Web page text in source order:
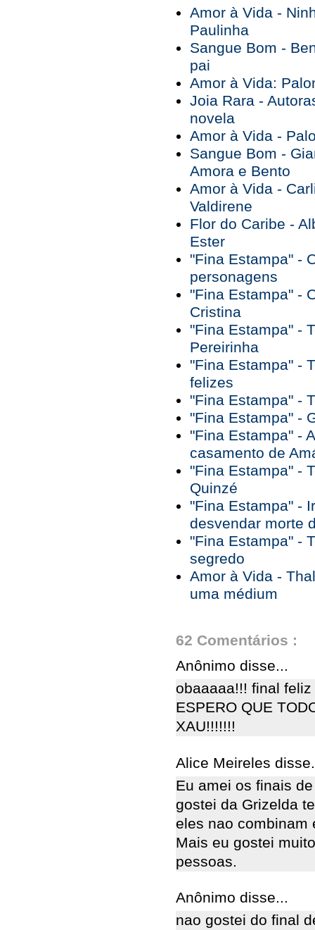
Amor à Vida -
Paulinha
Sangue Bom -
pai
Amor à Vida:
Joia Rara -
novela
Amor à Vida -
Sangue Bom -
Amora e Bento
Amor à Vida -
Valdirene
Flor do Caribe -
Ester
"Fina Estampa" -
personagens
"Fina Estampa" -
Cristina
"Fina Estampa" -
Pereirinha
"Fina Estampa" -
felizes
"Fina Estampa" -
"Fina Estampa" -
"Fina Estampa" -
casamento de
"Fina Estampa" -
Quinzé
"Fina Estampa" -
desvendar morte
"Fina Estampa" -
segredo
Amor à Vida -
uma médium
62 Comentários :
Anônimo disse...
obaaaaa!!! final
ESPERO QUE
XAU!!!!!!!
Alice Meireles
Eu amei os finais
gostei da Grizelda
eles nao combinam
Mais eu gostei
pessoas.
Anônimo disse...
nao gostei do final